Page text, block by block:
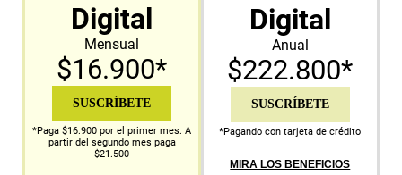
Digital
Mensual
$16.900*
SUSCRÍBETE
*Paga $16.900 por el primer mes. A
partir del segundo mes paga
$21.500
Digital
Anual
$222.800*
SUSCRÍBETE
*Pagando con tarjeta de crédito
MIRA LOS BENEFICIOS